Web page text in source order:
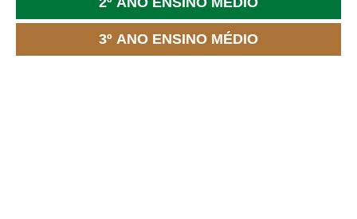
3º ANO ENSINO MÉDIO